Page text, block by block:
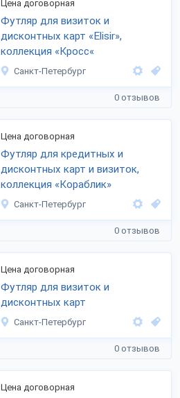
Цена договорная
Футляр для визиток и
дисконтных карт «Elisir»,
коллекция «Кросс«
Санкт-Петербург
0 отзывов
Цена договорная
Футляр для кредитных и
дисконтных карт и визиток,
коллекция «Кораблик»
Санкт-Петербург
0 отзывов
Цена договорная
Футляр для визиток и
дисконтных карт
Санкт-Петербург
0 отзывов
Цена договорная